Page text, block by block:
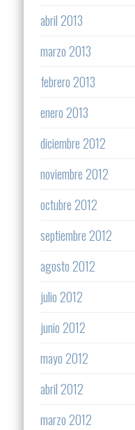
abril 2013
marzo 2013
febrero 2013
enero 2013
diciembre 2012
noviembre 2012
octubre 2012
septiembre 2012
agosto 2012
julio 2012
junio 2012
mayo 2012
abril 2012
marzo 2012